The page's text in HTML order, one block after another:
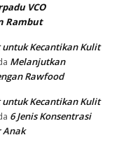
VCO
Rambut
untuk Kecantikan Kulit
Melanjutkan
Rawfood
untuk Kecantikan Kulit
6 Jenis Konsentrasi
Anak